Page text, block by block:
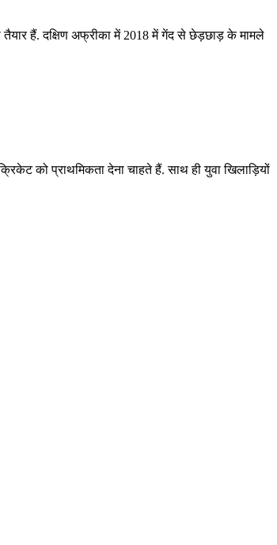
हैं. दक्षिण अफ्रीका में 2018 में गेंद से छेड़छाड़ के मामले
को प्राथमिकता देना चाहते हैं. साथ ही युवा खिलाड़ियों